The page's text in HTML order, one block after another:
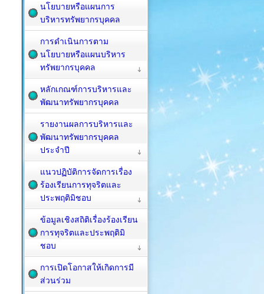
นโยบายหรือแผนการ
บริหารทรัพยากรบุคคล
การดำเนินการตาม
นโยบายหรือแผนบริหาร
ทรัพยากรบุคคล
หลักเกณฑ์การบริหารและ
พัฒนาทรัพยากรบุคคล
รายงานผลการบริหารและ
พัฒนาทรัพยากรบุคคล
ประจำปี
แนวปฏิบัติการจัดการเรื่อง
ร้องเรียนการทุจริตและ
ประพฤติมิชอบ
ข้อมูลเชิงสถิติเรื่องร้องเรียน
การทุจริตและประพฤติมิ
ชอบ
การเปิดโอกาสให้เกิดการมี
ส่วนร่วม